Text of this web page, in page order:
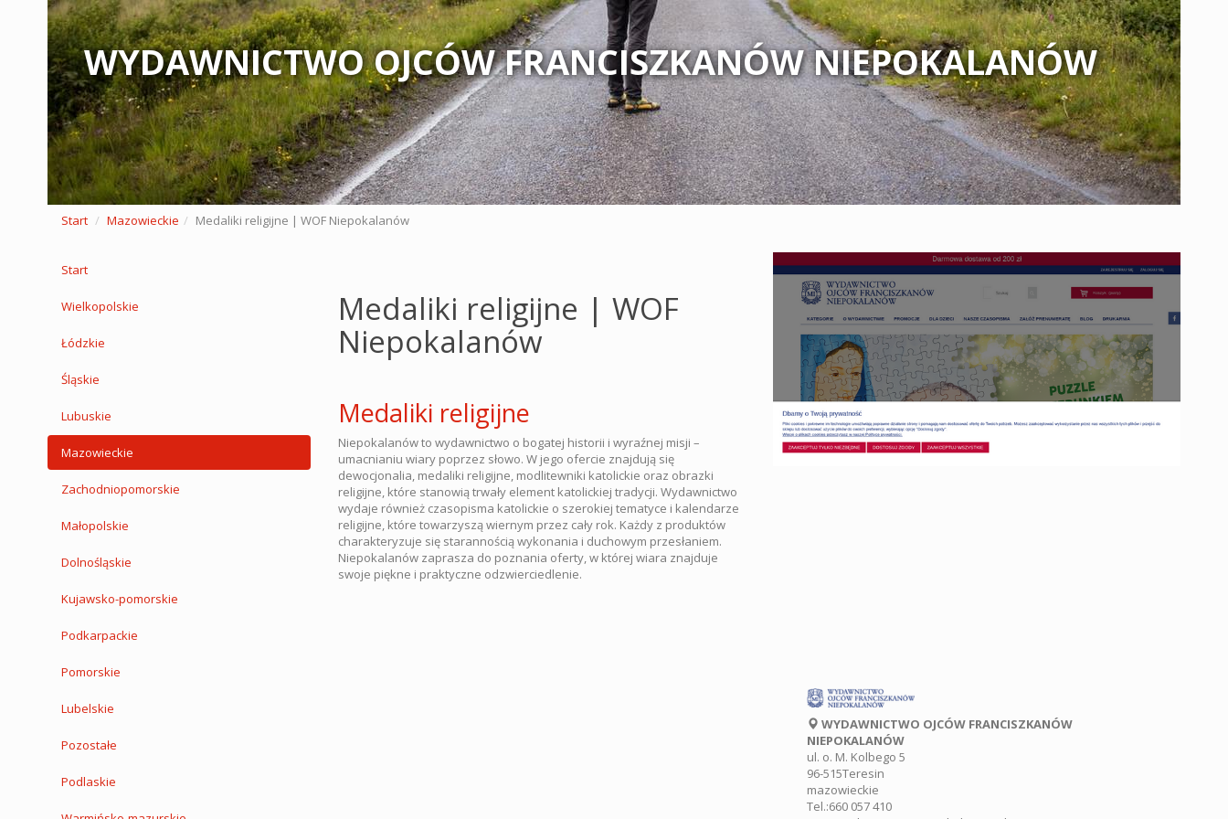
WYDAWNICTWO OJCÓW FRANCISZKANÓW NIEPOKALANÓW
Start Mazowieckie Medaliki religijne | WOF Niepokalanów
Start
Wielkopolskie
Łódzkie
Śląskie
Lubuskie
Mazowieckie
Zachodniopomorskie
Małopolskie
Dolnośląskie
Kujawsko-pomorskie
Podkarpackie
Pomorskie
Lubelskie
Pozostałe
Podlaskie
Medaliki religijne | WOF
Niepokalanów
Medaliki religijne
Niepokalanów to wydawnictwo o bogatej historii i wyraźnej misji –
umacnianiu wiary poprzez słowo. W jego ofercie znajdują się
dewocjonalia, medaliki religijne, modlitewniki katolickie oraz obrazki
religijne, które stanowią trwały element katolickiej tradycji. Wydawnictwo
wydaje również czasopisma katolickie o szerokiej tematyce i kalendarze
religijne, które towarzyszą wiernym przez cały rok. Każdy z produktów
charakteryzuje się starannością wykonania i duchowym przesłaniem.
Niepokalanów zaprasza do poznania oferty, w której wiara znajduje
swoje piękne i praktyczne odzwierciedlenie.
WYDAWNICTWO OJCÓW FRANCISZKANÓW
NIEPOKALANÓW
ul. o. M. Kolbego 5
96-515Teresin
mazowieckie
Tel.:660 057 410